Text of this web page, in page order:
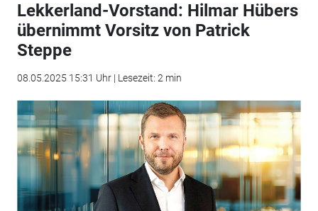
Lekkerland-Vorstand: Hilmar Hübers
übernimmt Vorsitz von Patrick
Steppe
08.05.2025 15:31 Uhr | Lesezeit: 2 min